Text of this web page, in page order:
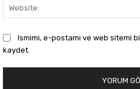
Ismimi, e-postamı ve web sitemi
kaydet.